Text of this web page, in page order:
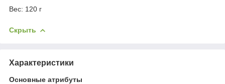
Вес: 120 г
Скрыть
Характеристики
Основные атрибуты